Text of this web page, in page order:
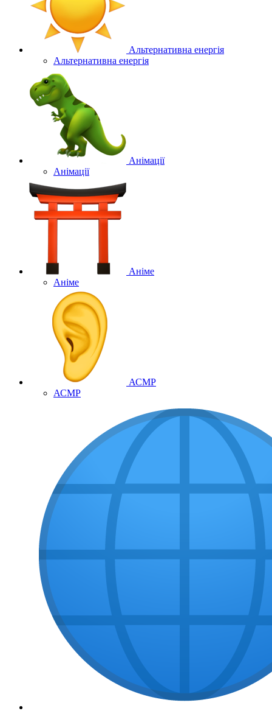
Альтернативна енергія
Альтернативна енергія
Анімації
Анімації
Аніме
Аніме
АСМР
АСМР